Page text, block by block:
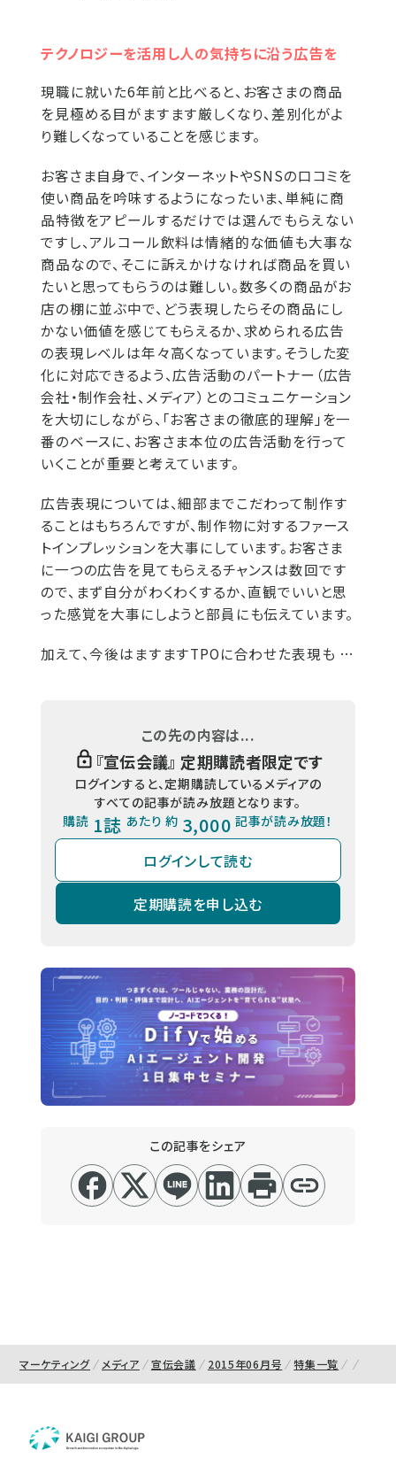
テクノロジーを活用し人の気持ちに沿う広告を
現職に就いた6年前と比べると、お客さまの商品
を見極める目がますます厳しくなり、差別化がよ
り難しくなっていることを感じます。
お客さま自身で、インターネットやSNSの口コミを
使い商品を吟味するようになったいま、単純に商
品特徴をアピールするだけでは選んでもらえない
ですし、アルコール飲料は情緒的な価値も大事な
商品なので、そこに訴えかけなければ商品を買い
たいと思ってもらうのは難しい。数多くの商品がお
店の棚に並ぶ中で、どう表現したらその商品にし
かない価値を感じてもらえるか、求められる広告
の表現レベルは年々高くなっています。そうした変
化に対応できるよう、広告活動のパートナー（広告
会社・制作会社、メディア）とのコミュニケーション
を大切にしながら、「お客さまの徹底的理解」を一
番のベースに、お客さま本位の広告活動を行って
いくことが重要と考えています。
広告表現については、細部までこだわって制作す
ることはもちろんですが、制作物に対するファース
トインプレッションを大事にしています。お客さま
に一つの広告を見てもらえるチャンスは数回です
ので、まず自分がわくわくするか、直観でいいと思
った感覚を大事にしようと部員にも伝えています。
加えて、今後はますますTPOに合わせた表現も …
この先の内容は...
『宣伝会議』 定期購読者限定です
ログインすると、定期購読しているメディアの
すべての記事が読み放題となります。
購読 1誌 あたり 約 3,000 記事が読み放題！
ログインして読む
定期購読を申し込む
この記事をシェア
マーケティング メディア 宣伝会議 2015年06月号 特集一覧